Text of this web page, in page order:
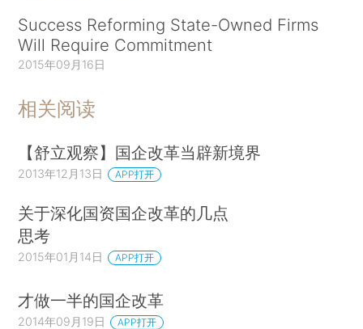
Success Reforming State-Owned Firms
Will Require Commitment
2015年09月16日
相关阅读
【舒立观察】国企改革当辟新境界
2013年12月13日 APP打开
关于深化国资国企改革的几点
思考
2015年01月14日 APP打开
才做一半的国企改革
2014年09月19日 APP打开